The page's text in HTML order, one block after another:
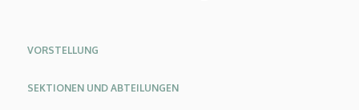
Oldalmenü
Oldalmenü
Angol
Oldalmenü
Német
VORSTELLUNG
SEKTIONEN UND ABTEILUNGEN